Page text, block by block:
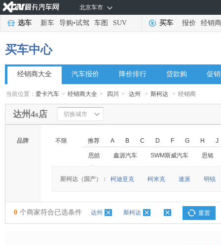
北京车市
选车 新车 导购•试驾 车图 SUV 买车 报价 经销商
买车中心
经销商大全 汽车报价 降价排行 贷款购 促
当前位置：爱卡汽车 > 经销商大全 > 四川 > 达州 > 斯柯达 > 经销商
达州4s店 切换城市
品牌 不限 推荐 A B C D F G H J
思皓 鑫源汽车 SWM斯威汽车 思铭
◆
◆
斯柯达（国产）： 柯迪亚克 柯米克 速派 明锐
0 个商家符合已选条件 达州 斯柯达 重置